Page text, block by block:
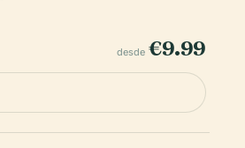
desde €9.99